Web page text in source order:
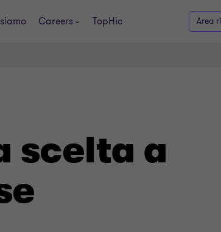
Careers TopHic Area
scelta a